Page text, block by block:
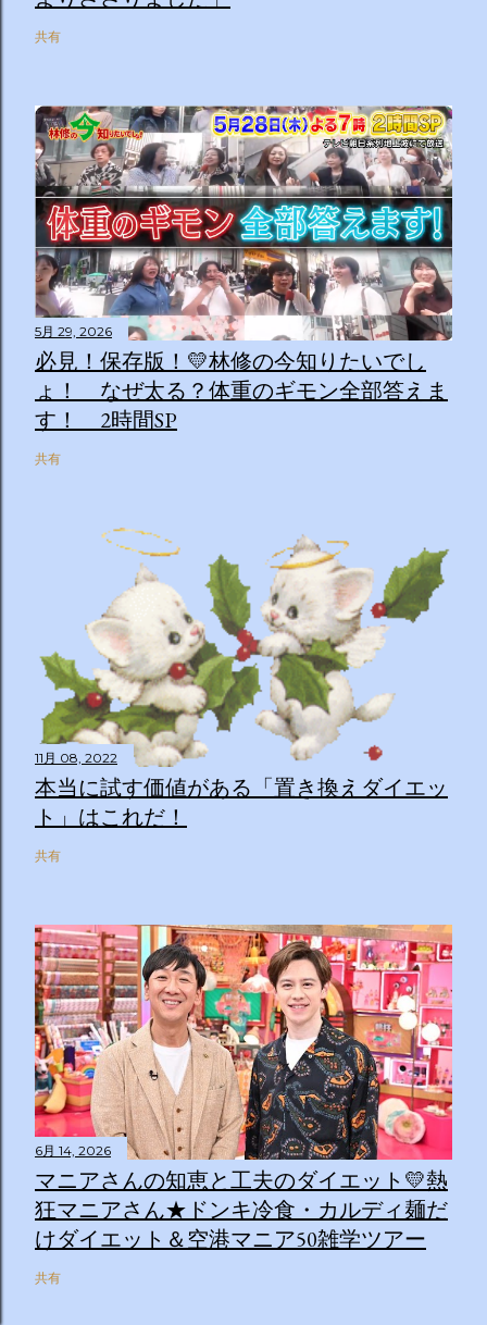
共有
5月 29, 2026
必見！保存版！💛林修の今知りたいでし
ょ！ なぜ太る？体重のギモン全部答えま
す！ 2時間SP
共有
11月 08, 2022
本当に試す価値がある「置き換えダイエッ
ト」はこれだ！
共有
6月 14, 2026
マニアさんの知恵と工夫のダイエット💛熱
狂マニアさん★ドンキ冷食・カルディ麺だ
けダイエット＆空港マニア50雑学ツアー
共有